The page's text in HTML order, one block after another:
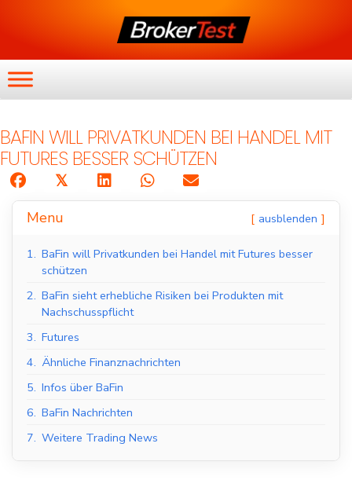
BAFIN WILL PRIVATKUNDEN BEI HANDEL MIT
FUTURES BESSER SCHÜTZEN
𝕏
Menu ausblenden
1. BaFin will Privatkunden bei Handel mit Futures besser
schützen
2. BaFin sieht erhebliche Risiken bei Produkten mit
Nachschusspflicht
3. Futures
4. Ähnliche Finanznachrichten
5. Infos über BaFin
6. BaFin Nachrichten
7. Weitere Trading News